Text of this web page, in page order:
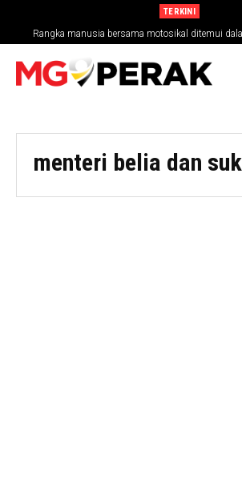
TERKINI
Rangka manusia bersama motosikal ditemui
menteri belia dan